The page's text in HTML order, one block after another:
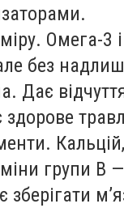
Омега-3
без
Дає
здорове
групи B
зберігати